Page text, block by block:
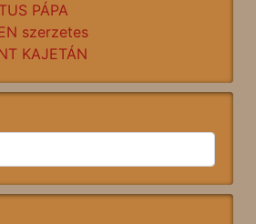
PÁPA
szerzetes
KAJETÁN